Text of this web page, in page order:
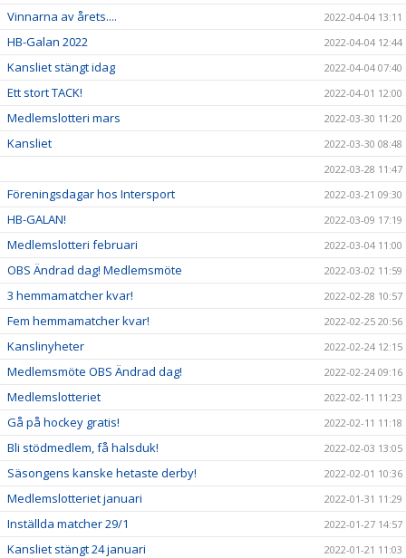
Vinnarna av årets.... 2022-04-04 13:11
HB-Galan 2022 2022-04-04 12:44
Kansliet stängt idag 2022-04-04 07:40
Ett stort TACK! 2022-04-01 12:00
Medlemslotteri mars 2022-03-30 11:20
Kansliet
2022-03-30 08:48
2022-03-28 11:47
Föreningsdagar hos Intersport 2022-03-21 09:30
HB-GALAN! 2022-03-09 17:19
Medlemslotteri februari 2022-03-04 11:00
OBS Ändrad dag! Medlemsmöte 2022-03-02 11:59
3 hemmamatcher kvar! 2022-02-28 10:57
Fem hemmamatcher kvar! 2022-02-25 20:56
Kanslinyheter 2022-02-24 12:15
Medlemsmöte OBS Ändrad dag! 2022-02-24 09:16
Medlemslotteriet 2022-02-11 11:23
Gå på hockey gratis! 2022-02-11 11:18
Bli stödmedlem, få halsduk! 2022-02-03 13:05
Säsongens kanske hetaste derby! 2022-02-01 10:36
Medlemslotteriet januari 2022-01-31 11:29
Inställda matcher 29/1 2022-01-27 14:57
Kansliet stängt 24 januari 2022-01-21 11:03